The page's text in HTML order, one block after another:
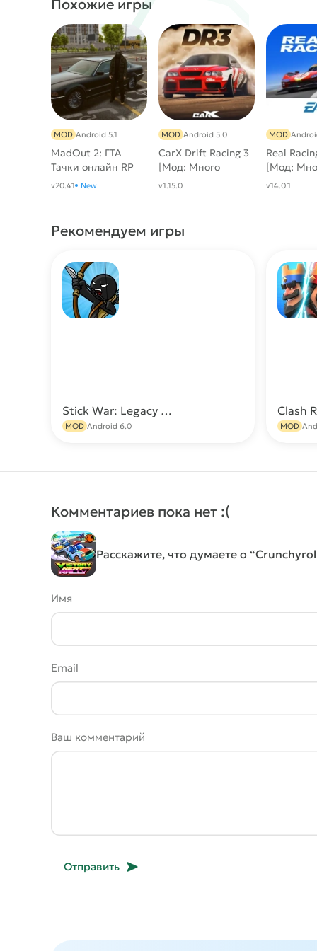
Похожие игры
MadOut 2: ГТА
Тачки онлайн RP
МОД [Много
читов]
MOD Android 5.1
v20.41 New
CarX Drift Racing 3
[Мод: Много
денег, без
MOD Android 5.0
v1.15.0
Real
[Мод:
денег]
MOD
v14.0.1
Рекомендуем игры
Stick War: Legacy МОД (Много камней)
MOD Android 6.0 MOD
Комментариев пока нет :(
Расскажите, что думаете о
Имя
Email
Ваш комментарий
Отправить